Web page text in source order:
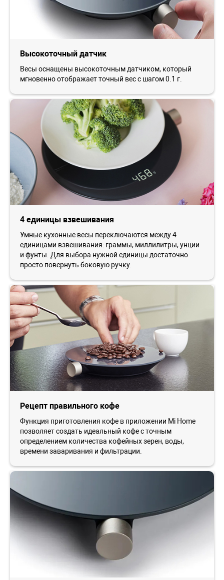
Высокоточный датчик
Весы оснащены высокоточным датчиком, который
мгновенно отображает точный вес с шагом 0.1 г.
4 единицы взвешивания
Умные кухонные весы переключаются между 4
единицами взвешивания: граммы, миллилитры, унции
и фунты. Для выбора нужной единицы достаточно
просто повернуть боковую ручку.
Рецепт правильного кофе
Функция приготовления кофе в приложении Mi Home
позволяет создать идеальный кофе с точным
определением количества кофейных зерен, воды,
времени заваривания и фильтрации.